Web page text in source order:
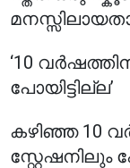
‘10
പോയിട്ടില്ല’
കഴിഞ്ഞ 10
സ്റ്റേഷനിലും